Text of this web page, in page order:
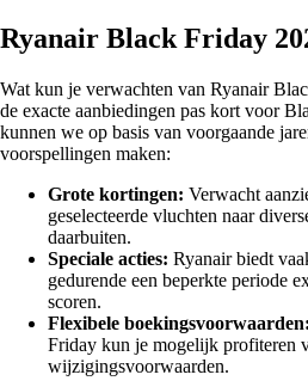
Ryanair Black Friday
Wat kun je verwachten van Ryanair
de exacte aanbiedingen pas kort voor
kunnen we op basis van voorgaande
voorspellingen maken:
Grote kortingen: Verwacht
geselecteerde vluchten naar
daarbuiten.
Speciale acties: Ryanair biedt
gedurende een beperkte periode
scoren.
Flexibele boekingsvoorwaarden:
Friday kun je mogelijk profiteren
wijzigingsvoorwaarden.